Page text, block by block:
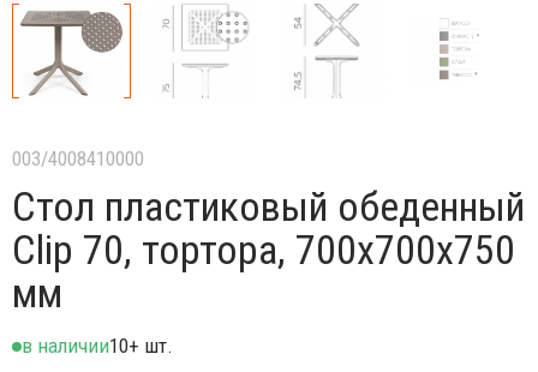
003/4008410000
Стол пластиковый обеденный
Clip 70, тортора, 700х700х750
мм
в наличии10+ шт.